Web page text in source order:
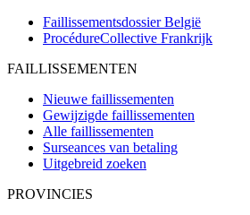
Faillissementsdossier België
ProcédureCollective Frankrijk
FAILLISSEMENTEN
Nieuwe faillissementen
Gewijzigde faillissementen
Alle faillissementen
Surseances van betaling
Uitgebreid zoeken
PROVINCIES